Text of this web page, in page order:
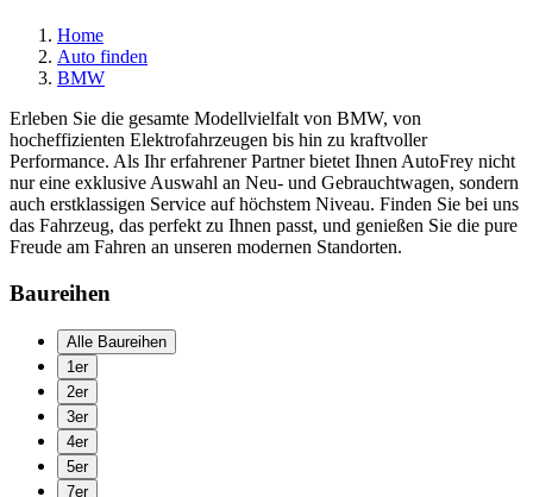
Home
Auto finden
BMW
Erleben Sie die gesamte Modellvielfalt von BMW, von
hocheffizienten Elektrofahrzeugen bis hin zu kraftvoller
Performance. Als Ihr erfahrener Partner bietet Ihnen AutoFrey nicht
nur eine exklusive Auswahl an Neu- und Gebrauchtwagen, sondern
auch erstklassigen Service auf höchstem Niveau. Finden Sie bei uns
das Fahrzeug, das perfekt zu Ihnen passt, und genießen Sie die pure
Freude am Fahren an unseren modernen Standorten.
Baureihen
Alle Baureihen
1er
2er
3er
4er
5er
7er